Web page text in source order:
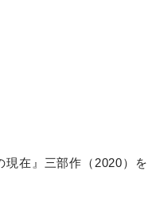
在』三部作（2020）